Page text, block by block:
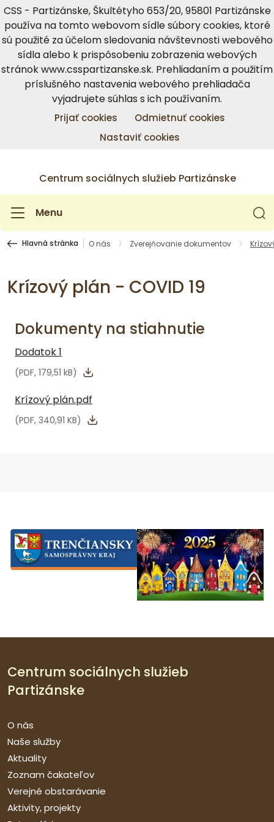
CSS - Partizánske, Škultétyho 653/20, 95801 Partizánske
používa na tomto webovom sídle súbory cookies, ktoré
sú použité za účelom sledovania návštevnosti webového
sídla alebo k prispôsobeniu zobrazenia webových
stránok www.csspartizanske.sk. Prehliadaním a použitím
príslušného nastavenia webového prehliadača
vyjadrujete súhlas s ich používaním.
Prijať cookies
Odmietnuť cookies
Nastaviť cookies
Centrum sociálnych služieb Partizánske
Menu
Hlavná stránka O nás Zverejňovanie dokumentov
Krízový plán - COVID 19
Dokumenty na stiahnutie
Dodatok 1
(PDF, 179,51 kB)
Krízový plán.pdf
(PDF, 340,91 KB)
Centrum sociálnych služieb
Partizánske
O nás
Naše služby
Aktuality
Zoznam čakateľov
Verejné obstarávanie
Aktivity, projekty